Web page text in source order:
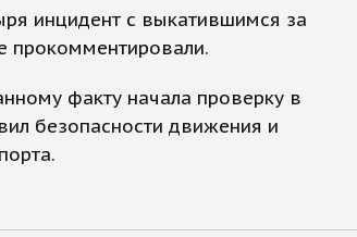
инцидент с выкатившимся за
прокомментировали.
факту начала проверку в
безопасности движения и